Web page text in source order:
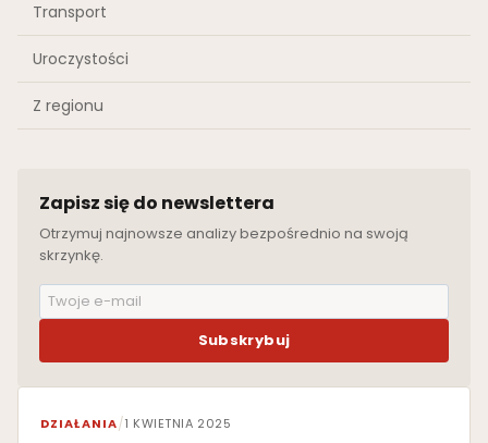
Transport
Uroczystości
Z regionu
Zapisz się do newslettera
Otrzymuj najnowsze analizy bezpośrednio na swoją
skrzynkę.
Subskrybuj
WYRÓŻNIONE
DZIAŁANIA/1 KWIETNIA 2025